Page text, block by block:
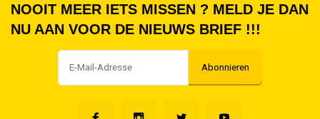
NOOIT MEER IETS MISSEN ? MELD JE DAN
NU AAN VOOR DE NIEUWS BRIEF !!!
Abonnieren